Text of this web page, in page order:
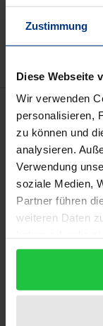
Zustimmung
Diese Webseite
Wir verwenden
personalisieren,
zu können und
analysieren.
Verwendung
soziale Medien,
Partner führen
weiteren Daten
gesammelt
Hinweise zu
Beschreibung
Die
für die
Erkrankungen
ungeklärt. Vor
Kinder und
Belastungen
um die
Das